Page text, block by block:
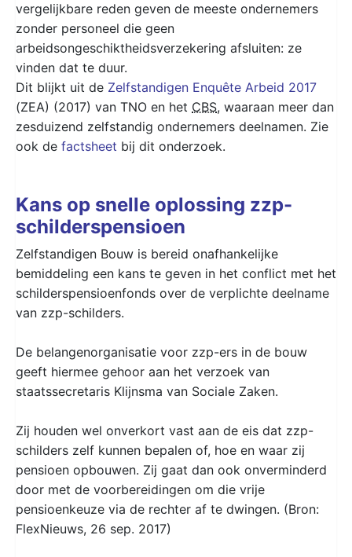
vergelijkbare reden geven de meeste ondernemers
zonder personeel die geen
arbeidsongeschiktheidsverzekering afsluiten: ze
vinden dat te duur.
Dit blijkt uit de Zelfstandigen Enquête Arbeid 2017
(ZEA) (2017) van TNO en het CBS, waaraan meer dan
zesduizend zelfstandig ondernemers deelnamen. Zie
ook de factsheet bij dit onderzoek.
Kans op snelle oplossing zzp-
schilderspensioen
Zelfstandigen Bouw is bereid onafhankelijke
bemiddeling een kans te geven in het conflict met het
schilderspensioenfonds over de verplichte deelname
van zzp-schilders.
De belangenorganisatie voor zzp-ers in de bouw
geeft hiermee gehoor aan het verzoek van
staatssecretaris Klijnsma van Sociale Zaken.
Zij houden wel onverkort vast aan de eis dat zzp-
schilders zelf kunnen bepalen of, hoe en waar zij
pensioen opbouwen. Zij gaat dan ook onverminderd
door met de voorbereidingen om die vrije
pensioenkeuze via de rechter af te dwingen. (Bron:
FlexNieuws, 26 sep. 2017)